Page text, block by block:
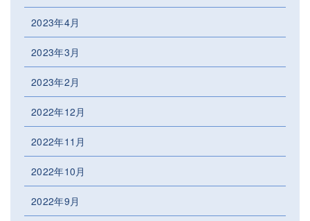
2023年4月
2023年3月
2023年2月
2022年12月
2022年11月
2022年10月
2022年9月